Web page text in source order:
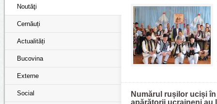
Noutăţi
Cernăuți
Actualități
Bucovina
Externe
Social
Numărul rușilor uciși
apărătorii ucraineni au